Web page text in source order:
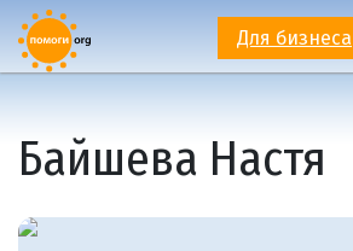
Для бизнеса
Байшева Настя